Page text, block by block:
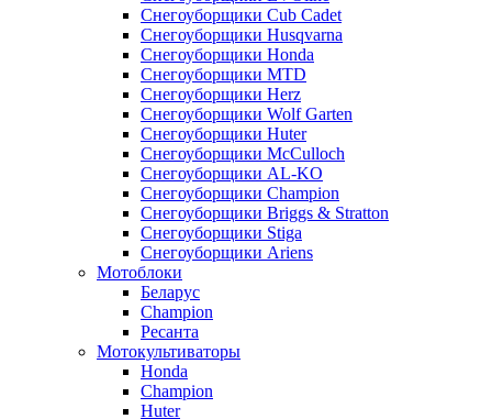
Снегоуборщики Cub Cadet
Снегоуборщики Husqvarna
Снегоуборщики Honda
Снегоуборщики MTD
Снегоуборщики Herz
Снегоуборщики Wolf Garten
Снегоуборщики Huter
Снегоуборщики McCulloch
Снегоуборщики AL-KO
Снегоуборщики Champion
Снегоуборщики Briggs & Stratton
Снегоуборщики Stiga
Снегоуборщики Ariens
Мотоблоки
Беларус
Champion
Ресанта
Мотокультиваторы
Honda
Champion
Huter